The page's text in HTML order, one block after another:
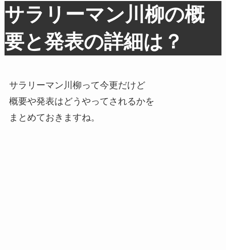
サラリーマン川柳の概
要と発表の詳細は？
サラリーマン川柳って今更だけど
概要や発表はどうやってされるかを
まとめておきますね。